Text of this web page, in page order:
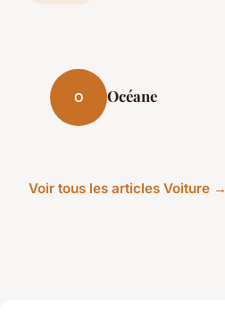
O Océane
Voir tous les articles Voiture →